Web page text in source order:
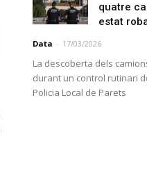
quatre
estat
Data - 17/03/2026
La descoberta dels
durant un control rutinari
Policia Local de Parets